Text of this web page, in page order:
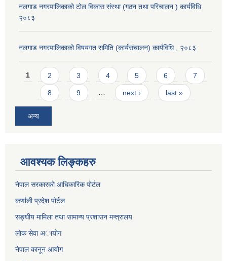
नलगाड नगरपालिकाको टोल विकास संस्था (गठन तथा परिचालन ) कार्यविधि
२०८३
नलगाड नगरपालिकाको विषयगत समिति (कार्यसंचालन) कार्यविधि , २०८३
Pages
1 2 3 4 5 6 7
8 9 … next › last »
अन्य
आवश्यक लिङ्कहरु
नेपाल सरकारको आधिकारिक पोर्टल
कर्णाली प्रदेश पोर्टल
सङ्घीय मामिला तथा सामान्य प्रशासन मन्त्रालय
लाेक सेवा अायाेग
नेपाल कानून आयोग